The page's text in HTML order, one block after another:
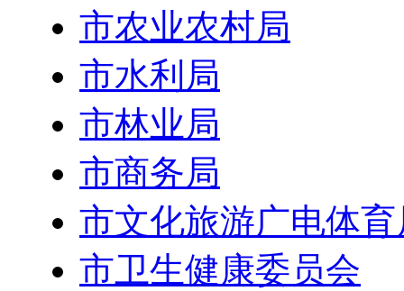
市农业农村局
市水利局
市林业局
市商务局
市文化旅游广电体育
市卫生健康委员会